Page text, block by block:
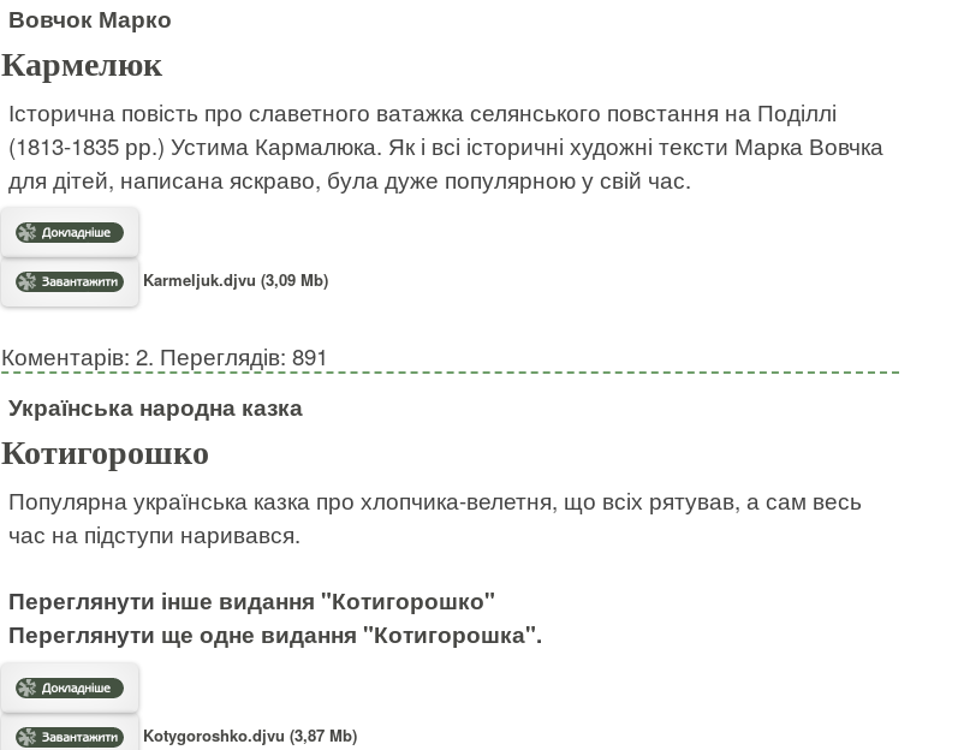
Вовчок Марко
Кармелюк
Історична повість про славетного ватажка селянського повстання на Поділлі
(1813-1835 рр.) Устима Кармалюка. Як і всі історичні художні тексти Марка Вовчка
для дітей, написана яскраво, була дуже популярною у свій час.
Karmeljuk.djvu (3,09 Mb)
Коментарів: 2. Переглядів: 891
Українська народна казка
Котигорошко
Популярна українська казка про хлопчика-велетня, що всіх рятував, а сам весь
час на підступи наривався.
Переглянути інше видання "Котигорошко"
Переглянути ще одне видання "Котигорошка".
Kotygoroshko.djvu (3,87 Mb)